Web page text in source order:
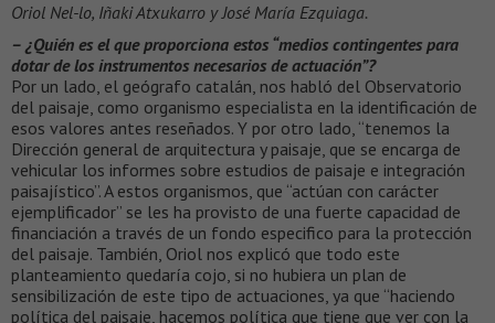
Oriol Nel-lo, Iñaki Atxukarro y José María Ezquiaga.
– ¿Quién es el que proporciona estos “medios contingentes para
dotar de los instrumentos necesarios de actuación”?
Por un lado, el geógrafo catalán, nos habló del Observatorio
del paisaje, como organismo especialista en la identificación de
esos valores antes reseñados. Y por otro lado, “tenemos la
Dirección general de arquitectura y paisaje, que se encarga de
vehicular los informes sobre estudios de paisaje e integración
paisajístico”. A estos organismos, que “actúan con carácter
ejemplificador” se les ha provisto de una fuerte capacidad de
financiación a través de un fondo especifico para la protección
del paisaje. También, Oriol nos explicó que todo este
planteamiento quedaría cojo, si no hubiera un plan de
sensibilización de este tipo de actuaciones, ya que “haciendo
política del paisaje, hacemos política que tiene que ver con la